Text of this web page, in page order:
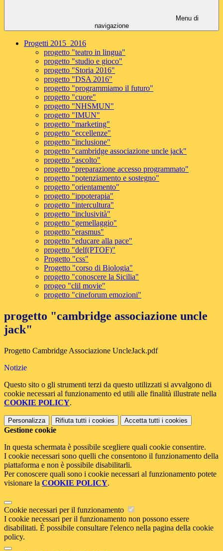
Menu di
navigazione
Progetti 2015_2016
progetto "teatro in lingua"
progetto "studio e gioco"
progetto "Storia 2016"
progetto "DSA 2016"
progetto "programmiamo il futuro"
progetto "cuore"
progetto "NHSMUN"
progetto "IMUN"
progetto "marketing"
progetto "eccellenze"
progetto "inclusione"
progetto "cambridge associazione uncle jack"
progetto "ascolto"
progetto "preparazione accesso programmato"
progetto "potenziamento e sostegno"
progetto "orientamento"
progetto "ippoterapia"
progetto "intercultura"
progetto "inclusività"
progetto "gemellaggio"
progetto "erasmus"
progetto "educare alla pace"
progetto "delf(PTOF)"
Progetto "css"
Progetto "corso di Biologia"
progetto "conoscere la Sicilia"
progeo "clil movie"
progetto "cineforum emozioni"
progetto "cambridge associazione uncle
jack"
Progetto Cambridge Associazione UncleJack.pdf
Notizie
Questo sito o gli strumenti terzi da questo utilizzati si avvalgono di
cookie necessari al funzionamento ed utili alle finalità illustrate nella
COOKIE POLICY.
Personalizza Rifiuta tutti i cookies Accetta tutti i cookies
Gestione cookie
In questa schermata è possibile scegliere quali cookie consentire.
I cookie necessari sono quelli che consentono il funzionamento della
piattaforma e non è possibile disabilitarli.
Per conoscere quali sono i cookie necessari al funzionamento potete
visionare la COOKIE POLICY.
Cookie necessari per il funzionamento
I cookie necessari per il funzionamento non possono essere
disabilitati. È possibile consultare l'elenco nella pagina della cookie
policy.